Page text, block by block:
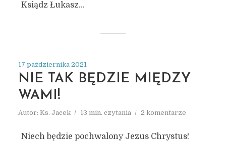
Ksiądz Łukasz...
17 października 2021
NIE TAK BĘDZIE MIĘDZY
WAMI!
Autor: Ks. Jacek 13 min. czytania 2 komentarze
Niech będzie pochwalony Jezus Chrystus!